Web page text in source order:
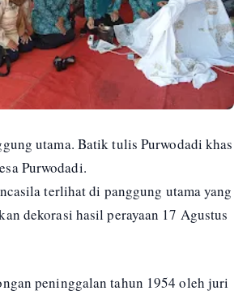
utama. Batik tulis Purwodadi khas
Purwodadi.
terlihat di panggung utama yang
dekorasi hasil perayaan 17 Agustus
peninggalan tahun 1954 oleh juri